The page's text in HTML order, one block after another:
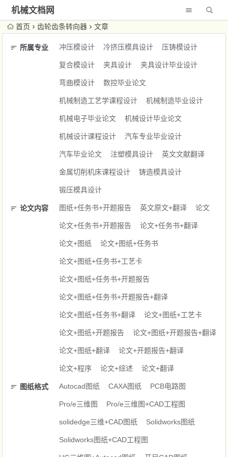
机械文档网
首页 齿轮齿条转向器 文章
所属专业 冲压模设计 冷挤压模具设计 压铸模设计
复合模设计 夹具设计 夹具设计毕业设计
弯曲模设计 数控毕业论文
机械制造工艺学课程设计 机械制造毕业设计
机械电子毕业论文 机械设计毕业论文
机械设计课程设计 汽车专业毕业设计
汽车毕业论文 注塑模具设计 英文文献翻译
金属切削机床课程设计 铸造模具设计
锻压模具设计
论文内容 图纸+任务书+开题报告 英文原文+翻译 论文
论文+任务书+开题报告 论文+任务书+翻译
论文+图纸 论文+图纸+任务书
论文+图纸+任务书+工艺卡
论文+图纸+任务书+开题报告
论文+图纸+任务书+开题报告+翻译
论文+图纸+任务书+翻译 论文+图纸+工艺卡
论文+图纸+开题报告 论文+图纸+开题报告+翻译
论文+图纸+翻译 论文+开题报告+翻译
论文+程序 论文+综述 论文+翻译
图纸格式 Autocad图纸 CAXA图纸 PCB电路图
Pro/e三维图 Pro/e三维图+CAD工程图
solidedge三维+CAD图纸 Solidworks图纸
Solidworks图纸+CAD工程图